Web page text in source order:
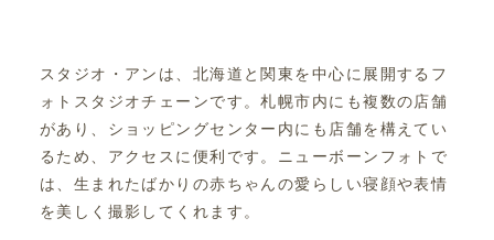
スタジオ・アンは、北海道と関東を中心に展開するフ
ォトスタジオチェーンです。札幌市内にも複数の店舗
があり、ショッピングセンター内にも店舗を構えてい
るため、アクセスに便利です。ニューボーンフォトで
は、生まれたばかりの赤ちゃんの愛らしい寝顔や表情
を美しく撮影してくれます。